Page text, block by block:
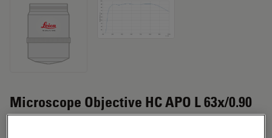
Microscope Objective HC APO L 63x/0.90
W U-V-I CS2